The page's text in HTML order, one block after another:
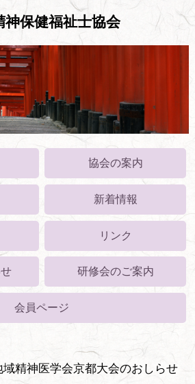
神保健福祉士協会
協会の案内
新着情報
リンク
研修会のご案内
会員ページ
精神医学会京都大会のおしらせ